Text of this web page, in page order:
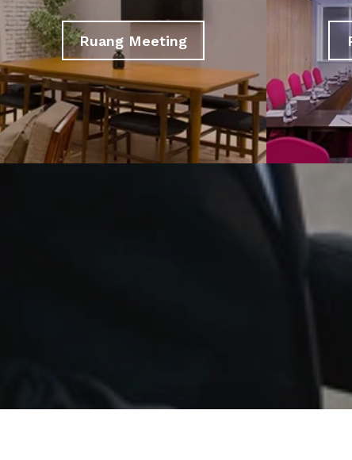
Ruang Meeting